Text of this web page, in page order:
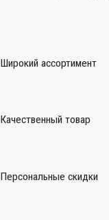
Широкий ассортимент
Качественный товар
Персональные скидки